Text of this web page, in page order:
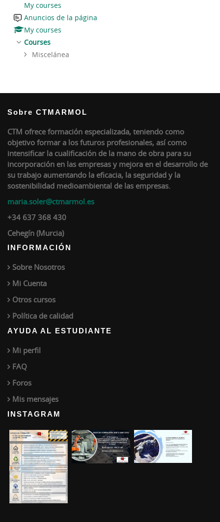
My courses
Anuncios de la página
My courses
Courses
Miscelánea
Sobre CTMARMOL
CTM ofrece formación especializada, teniendo como
objetivo formar a los futuros profesionales, así como
intensificar la cualificación de la mano de obra para su
incorporación en las empresas y mejora en el desarrollo de
su trabajo aumentando la eficacia, la seguridad y la
sostenibilidad medioambiental de las empresas.
maria.soler@ctmarmol.es
+34 637 368 430
Cehegín (Murcia)
INFORMACIÓN
Sobre Nosotros
Mi Cuenta
Otros cursos
Política de calidad
AYUDA AL ESTUDIANTE
Mi perfil
FAQ
Foros
Mis mensajes
INSTAGRAM